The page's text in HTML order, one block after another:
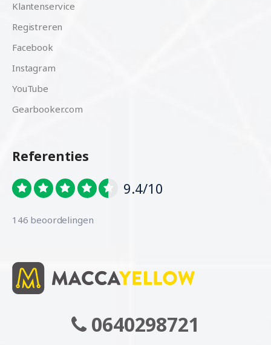
Klantenservice
Registreren
Facebook
Instagram
YouTube
Gearbooker.com
Referenties
9.4/10
146 beoordelingen
0640298721